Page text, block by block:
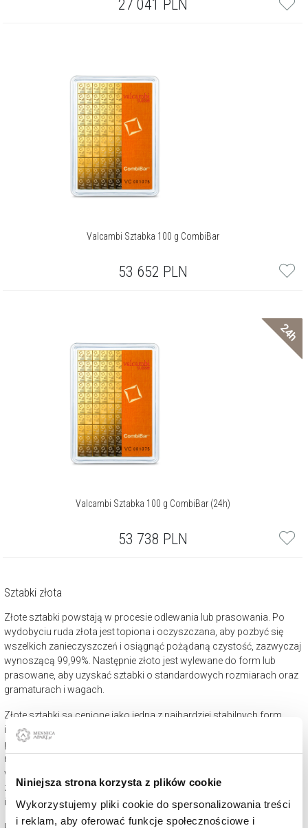
Niniejsza strona korzysta z plików cookie
Wykorzystujemy pliki cookie do spersonalizowania treści
i reklam, aby oferować funkcje społecznościowe i
27 041 PLN
Valcambi Sztabka 100 g CombiBar
53 652 PLN
24h
Valcambi Sztabka 100 g CombiBar (24h)
53 738 PLN
Sztabki złota
Złote sztabki powstają w procesie odlewania lub prasowania. Po
wydobyciu ruda złota jest topiona i oczyszczana, aby pozbyć się
wszelkich zanieczyszczeń i osiągnąć pożądaną czystość, zazwyczaj
wynoszącą 99,99%. Następnie złoto jest wylewane do form lub
prasowane, aby uzyskać sztabki o standardowych rozmiarach oraz
gramaturach i wagach.
Złote sztabki są cenione jako jedna z najbardziej stabilnych form
inwestycji. W przeciwieństwie do innych form , takich jak akcje i
produkty czy nieruchomości, złote sztabki oferują fizyczną
reprezentację wartości, która nie jest narażona na fluktuacje rynkowe
w takim stopniu jak inne aktywa. Ponadto, posiadanie fizycznego
złota daje poczucie bezpieczeństwa, które nie jest dostępne przy
inwestycjach w wirtualne aktywa.